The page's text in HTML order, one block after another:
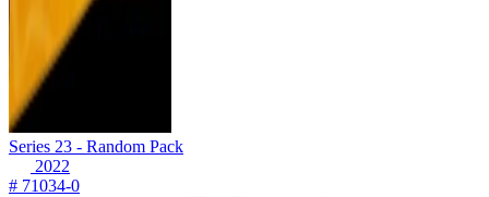
Series 23 - Random Pack
2022
# 71034-0